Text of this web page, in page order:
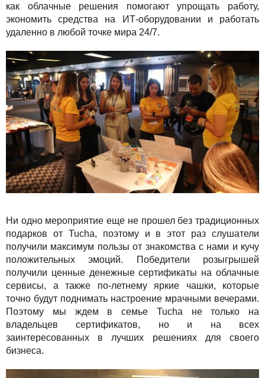
как облачные решения помогают упрощать работу,
экономить средства на ИТ-оборудовании и работать
удаленно в любой точке мира 24/7.
Ни одно мероприятие еще не прошел без традиционных
подарков от Tucha, поэтому и в этот раз слушатели
получили максимум пользы от знакомства с нами и кучу
положительных эмоций. Победители розыгрышей
получили ценные денежные сертификаты на облачные
сервисы, а также по-летнему яркие чашки, которые
точно будут поднимать настроение мрачными вечерами.
Поэтому мы ждем в семье Tucha не только на
владельцев сертификатов, но и на всех
заинтересованных в лучших решениях для своего
бизнеса.